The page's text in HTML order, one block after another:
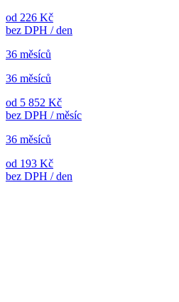
od 226 Kč
bez DPH / den
36 měsíců
36 měsíců
od 5 852 Kč
bez DPH / měsíc
36 měsíců
od 193 Kč
bez DPH / den